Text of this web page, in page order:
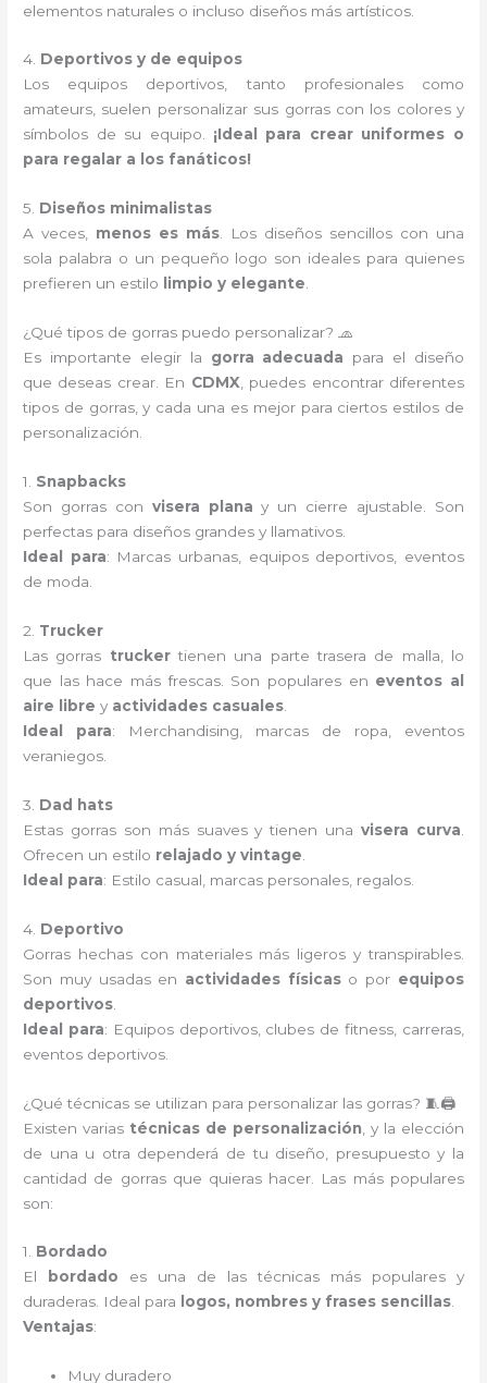
elementos naturales o incluso diseños más artísticos.
4. Deportivos y de equipos
Los equipos deportivos, tanto profesionales como
amateurs, suelen personalizar sus gorras con los colores y
símbolos de su equipo. ¡Ideal para crear uniformes o
para regalar a los fanáticos!
5. Diseños minimalistas
A veces, menos es más. Los diseños sencillos con una
sola palabra o un pequeño logo son ideales para quienes
prefieren un estilo
limpio y elegante.
¿Qué tipos de gorras puedo personalizar? 🧢
Es importante elegir la gorra adecuada para el diseño
que deseas crear. En CDMX , puedes encontrar diferentes
tipos de gorras, y cada una es mejor para ciertos estilos de
personalización.
1. Snapbacks
Son gorras con visera plana y un cierre ajustable. Son
perfectas para diseños grandes y llamativos.
Ideal para: Marcas urbanas, equipos deportivos, eventos
de moda.
2. Trucker
Las gorras truckertienen una parte trasera de malla, lo
que las hace más frescas. Son populares en eventos al
aire libre y actividades casuales
Ideal para: Merchandising, marcas de ropa, eventos
veraniegos.
3. Dad hats
Estas gorras son más suaves y tienen unavisera curva
Ofrecen un estilo relajado y vintage
Ideal para: Estilo casual, marcas personales, regalos.
4. Deportivo
Gorras hechas con materiales más ligeros y transpirables.
Son muy usadas en actividades físicaso por equipos
deportivos
Ideal para: Equipos deportivos, clubes de fitness, carreras,
eventos deportivos.
¿Qué técnicas se utilizan para personalizar las gorras? 🧵🖨️
Existen varias técnicas de personalización , y la elección
de una u otra dependerá de tu diseño, presupuesto y la
cantidad de gorras que quieras hacer. Las más populares
son:
1. Bordado
El
bordado es una de las técnicas más populares y
duraderas. Ideal para
logos, nombres y frases sencillas.
Ventajas:
Muy duradero